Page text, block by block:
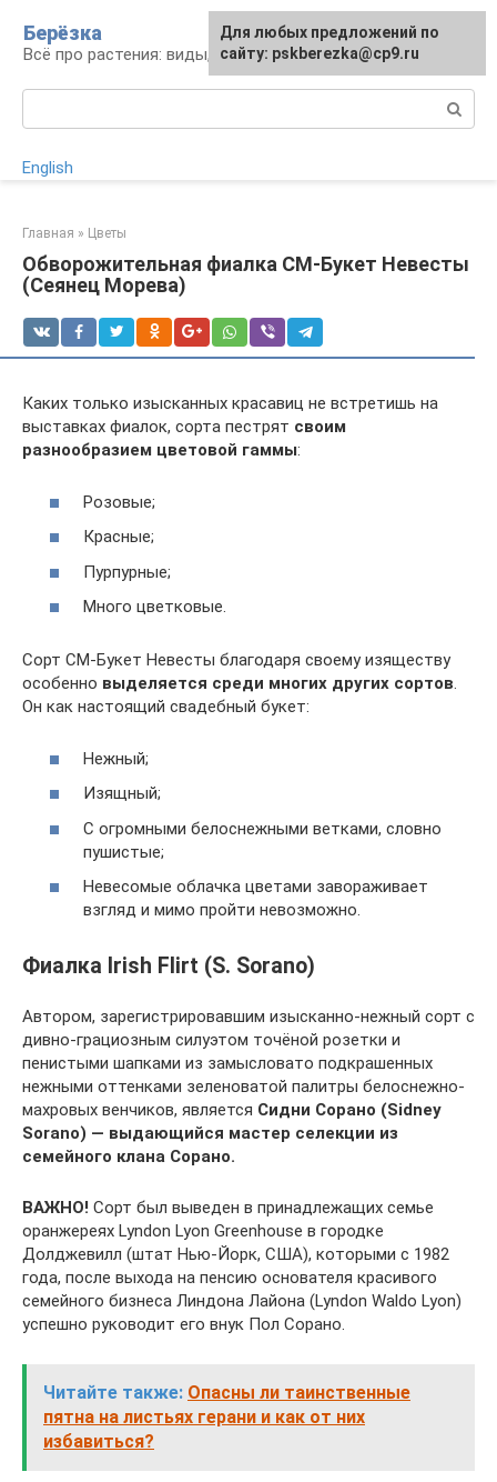
контенту
Берёзка
Всё про растения: виды, выращивание, уход
English
Главная » Цветы
Обворожительная фиалка СМ-Букет Невесты
(Сеянец Морева)
Каких только изысканных красавиц не встретишь на
выставках фиалок, сорта пестрят своим
разнообразием цветовой гаммы:
Розовые;
Красные;
Пурпурные;
Много цветковые.
Сорт СМ-Букет Невесты благодаря своему изяществу
особенно выделяется среди многих других сортов.
Он как настоящий свадебный букет:
Нежный;
Изящный;
С огромными белоснежными ветками, словно
пушистые;
Невесомые облачка цветами завораживает
взгляд и мимо пройти невозможно.
Фиалка Irish Flirt (S. Sorano)
Автором, зарегистрировавшим изысканно-нежный сорт с
дивно-грациозным силуэтом точёной розетки и
пенистыми шапками из замысловато подкрашенных
нежными оттенками зеленоватой палитры белоснежно-
махровых венчиков, является Сидни Сорано (Sidney
Sorano) — выдающийся мастер селекции из
семейного клана Сорано.
ВАЖНО! Cорт был выведен в принадлежащих семье
оранжереях Lyndon Lyon Greenhouse в городке
Долджевилл (штат Нью-Йорк, США), которыми с 1982
года, после выхода на пенсию основателя красивого
семейного бизнеса Линдона Лайона (Lyndon Waldo Lyon)
успешно руководит его внук Пол Сорано.
Читайте также: Опасны ли таинственные
пятна на листьях герани и как от них
избавиться?
Для любых предложений по
сайту: pskberezka@cp9.ru